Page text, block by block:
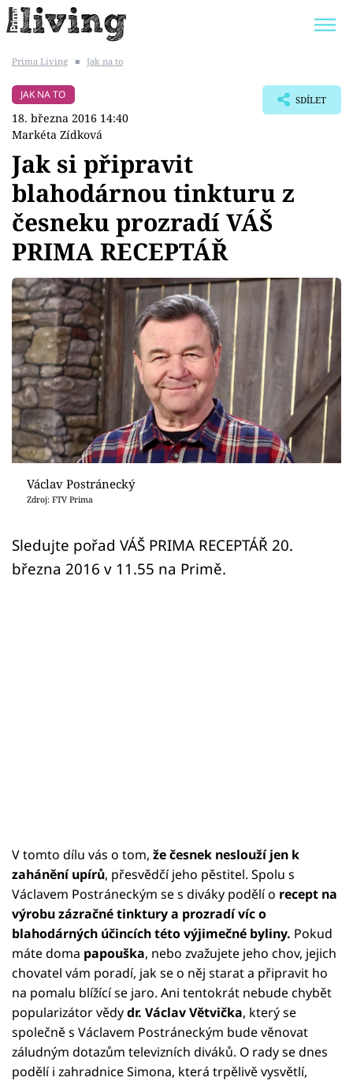
BYDLENÍ SLAVNÝCH
Témata
Bydlení
Zahrada
Design
Sledujte prima+
Přihlášení
Sledujte nás
Prima Living ■ Jak na to
JAK NA TO
18. března 2016 14:40
Markéta Zídková
SDÍLET
Jak si připravit
blahodárnou tinkturu z
česneku prozradí VÁŠ
PRIMA RECEPTÁŘ
Václav Postránecký
Zdroj: FTV Prima
Sledujte pořad VÁŠ PRIMA RECEPTÁŘ 20.
března 2016 v 11.55 na Primě.
V tomto dílu vás o tom, že česnek neslouží jen k
zahánění upírů, přesvědčí jeho pěstitel. Spolu s
Václavem Postráneckým se s diváky podělí o recept na
výrobu zázračné tinktury a prozradí víc o
blahodárných účincích této výjimečné byliny. Pokud
máte doma papouška, nebo zvažujete jeho chov, jejich
chovatel vám poradí, jak se o něj starat a připravit ho
na pomalu blížící se jaro. Ani tentokrát nebude chybět
popularizátor vědydr. Václav Větvička, který se
společně s Václavem Postráneckým bude věnovat
záludným dotazům televizních diváků. O rady se dnes
podělí i zahradnice Simona, která trpělivě vysvětlí,